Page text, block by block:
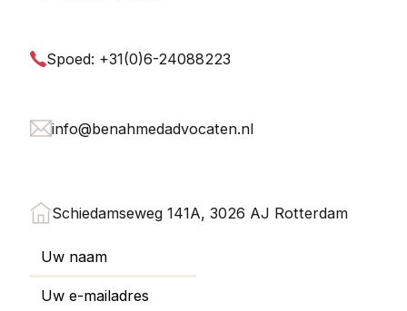
Spoed: +31(0)6-24088223
info@benahmedadvocaten.nl
Schiedamseweg 141A, 3026 AJ Rotterdam